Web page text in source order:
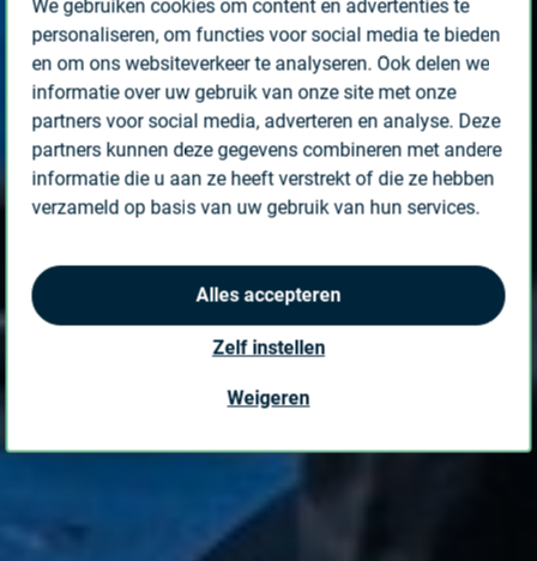
We gebruiken cookies om content en advertenties te
personaliseren, om functies voor social media te bieden
en om ons websiteverkeer te analyseren. Ook delen we
informatie over uw gebruik van onze site met onze
partners voor social media, adverteren en analyse. Deze
partners kunnen deze gegevens combineren met andere
informatie die u aan ze heeft verstrekt of die ze hebben
verzameld op basis van uw gebruik van hun services.
Alles accepteren
Zelf instellen
Weigeren